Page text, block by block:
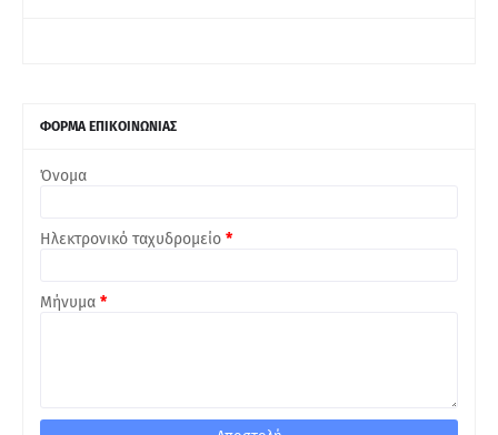
ΦΟΡΜΑ ΕΠΙΚΟΙΝΩΝΙΑΣ
Όνομα
Ηλεκτρονικό ταχυδρομείο *
Μήνυμα *